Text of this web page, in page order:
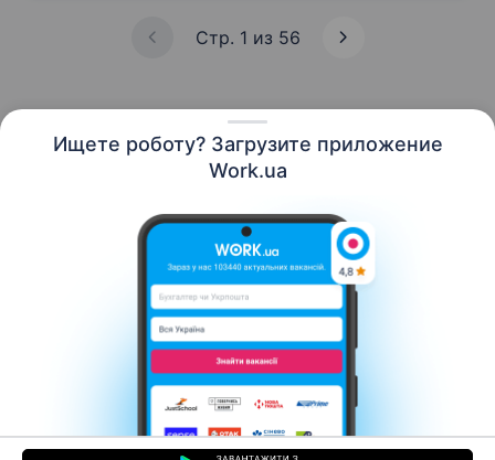
Ищете роботу? Загрузите приложение
Work.ua
Стр. 1 из 56
Контакты О нас
Карьера
Новости Work.ua
Помощь
Условия использования